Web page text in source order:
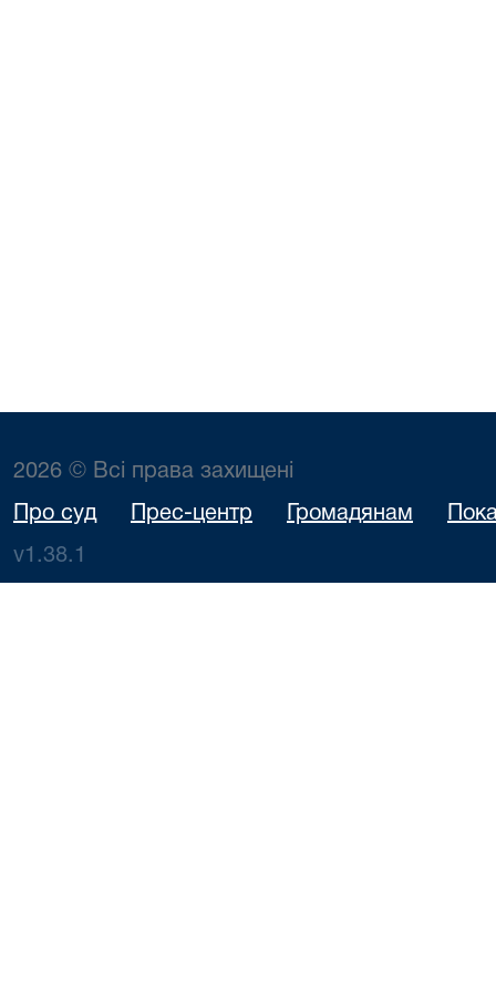
2026 © Всі права захищені
Про суд Прес-центр Громадянам
v1.38.1